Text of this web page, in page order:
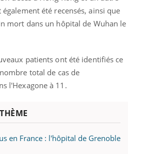
été recensés, ainsi que
mort dans un hôpital de Wuhan le
patients ont été identifiés ce
total de cas de
l'Hexagone à 11.
en France : l'hôpital de Grenoble